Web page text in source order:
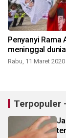
Penyanyi Rama
meninggal dunia
Rabu, 11 Maret 2020
Terpopuler